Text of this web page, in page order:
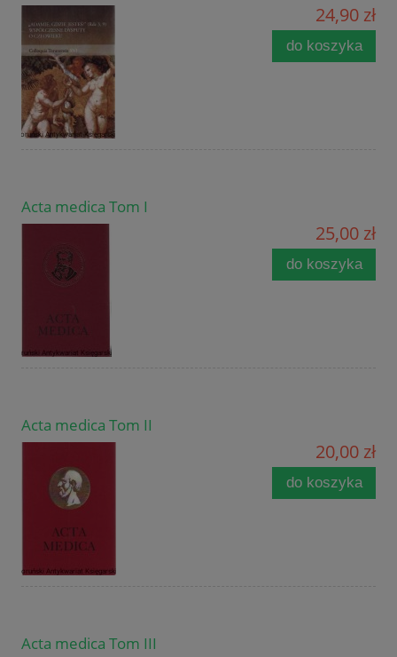
24,90 zł
do koszyka
Acta medica Tom I
25,00 zł
do koszyka
Acta medica Tom II
20,00 zł
do koszyka
Acta medica Tom III